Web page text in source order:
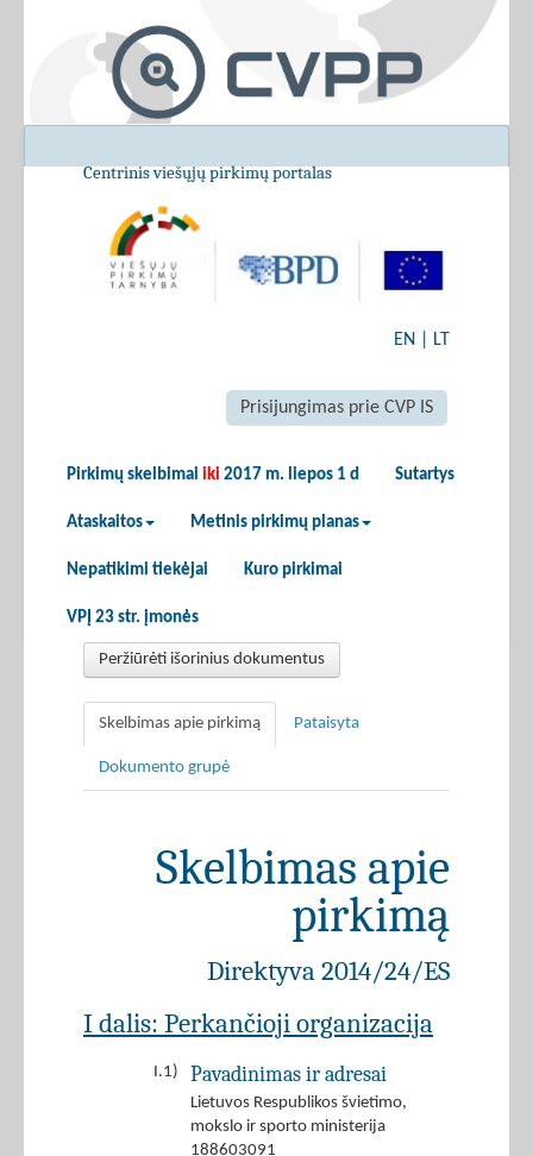
Centrinis viešųjų pirkimų portalas
EN LT
Prisijungimas prie CVP IS
Pirkimų skelbimai iki 2017 m. liepos 1 d Sutartys
Ataskaitos Metinis pirkimų planas
Nepatikimi tiekėjai Kuro pirkimai
VPĮ 23 str. įmonės
Peržiūrėti išorinius dokumentus
Skelbimas apie pirkimą Pataisyta
Dokumento grupė
Skelbimas apie
pirkimą
Direktyva 2014/24/ES
I dalis: Perkančioji organizacija
I.1) Pavadinimas ir adresai
Lietuvos Respublikos švietimo,
mokslo ir sporto ministerija
188603091